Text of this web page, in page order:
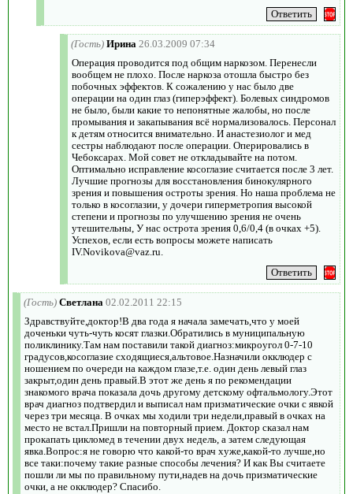
(Гость) Ирина 26.03.2009 07:34
Операция проводится под общим наркозом. Перенесли
вообщем не плохо. После наркоза отошла быстро без
побочных эффектов. К сожалению у нас было две
операции на один глаз (гиперэффект). Болевых синдромов
не было, были какие то непонятные жалобы, но после
промывания и закапывания всё нормализовалось. Персонал
к детям относится внимательно. И анастезиолог и мед
сестры наблюдают после операции. Оперировались в
Чебоксарах. Мой совет не откладывайте на потом.
Оптимально исправление косоглазие считается после 3 лет.
Лучшие прогнозы для восстановления бинокулярного
зрения и повышения остроты зрения. Но наша проблема не
только в косоглазии, у дочери гиперметропия высокой
степени и прогнозы по улучшению зрения не очень
утешительны, У нас острота зрения 0,6/0,4 (в очках +5).
Успехов, если есть вопросы можете написать
IV.Novikova@vaz.ru.
(Гость) Светлана 02.02.2011 22:15
Здравствуйте,доктор!В два года я начала замечать,что у моей
доченьки чуть-чуть косят глазки.Обратились в муниципальную
поликлинику.Там нам поставили такой диагноз:микроугол 0-7-10
градусов,косоглазие сходящиеся,альтовое.Назначили окклюдер с
ношением по очереди на каждом глазе,т.е. один день левый глаз
закрыт,один день правый.В этот же день я по рекомендации
знакомого врача показала дочь другому детскому офтальмологу.Этот
врач диагноз подтвердил и выписал нам призматические очки с явкой
через три месяца. В очках мы ходили три недели,правый в очках на
место не встал.Пришли на повторный прием. Доктор сказал нам
прокапать цикломед в течении двух недель, а затем следующая
явка.Вопрос:я не говорю что какой-то врач хуже,какой-то лучше,но
все таки:почему такие разные способы лечения? И как Вы считаете
пошли ли мы по правильному пути,надев на дочь призматические
очки, а не окклюдер? Спасибо.